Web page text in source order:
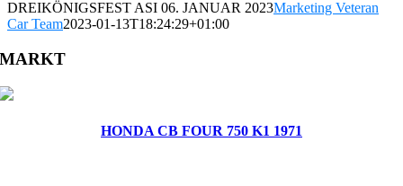
DREIKÖNIGSFEST ASI 06. JANUAR 2023Marketing Veteran
Car Team2023-01-13T18:24:29+01:00
MARKT
HONDA CB FOUR 750 K1 1971